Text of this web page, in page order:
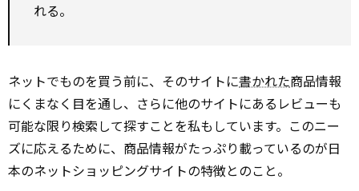
れる。
ネットでものを買う前に、そのサイトに書かれた商品情報
にくまなく目を通し、さらに他のサイトにあるレビューも
可能な限り検索して探すことを私もしています。このニー
ズに応えるために、商品情報がたっぷり載っているのが日
本のネットショッピングサイトの特徴とのこと。